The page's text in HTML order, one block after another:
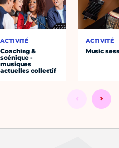
ACTIVITÉ
Coaching &
scénique -
musiques
actuelles collectif
ACTIVITÉ
Music